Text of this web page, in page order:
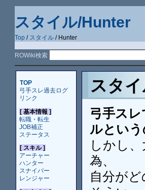
スタイル/Hunter
Top / スタイル / Hunter
ROWiki検索
TOP
弓手スレ過去ログ
リンク
[ 基本情報 ]
転職・転生
JOB補正
ステータス
[ スキル ]
アーチャー
ハンター
スナイパー
レンジャー
スタ
弓手ス
ルとい
しかし
為、
自分が